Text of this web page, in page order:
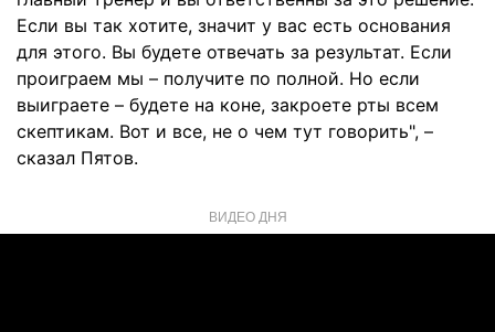
Если вы так хотите, значит у вас есть основания
для этого. Вы будете отвечать за результат. Если
проиграем мы – получите по полной. Но если
выиграете – будете на коне, закроете рты всем
скептикам. Вот и все, не о чем тут говорить", –
сказал Пятов.
ВИДЕО ДНЯ